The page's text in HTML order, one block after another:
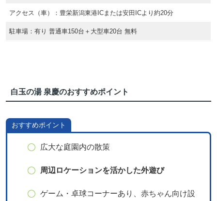
アクセス（車）：豊栄新潟東港ICまたは安田ICより約20分
駐車場：有り 普通車150台＋大型車20台 無料
白玉の湯 泉慶のおすすめポイント
おすすめポイント
広大な庭園内の散策
周辺ロケーションを活かした外遊び
ゲーム・卓球コーナーあり、赤ちゃん向け設